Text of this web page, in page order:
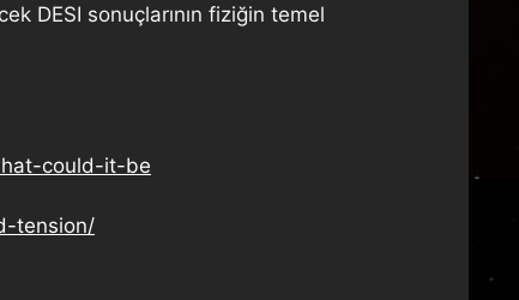
DESI sonuçlarının fiziğin temel
could-it-be
tension/